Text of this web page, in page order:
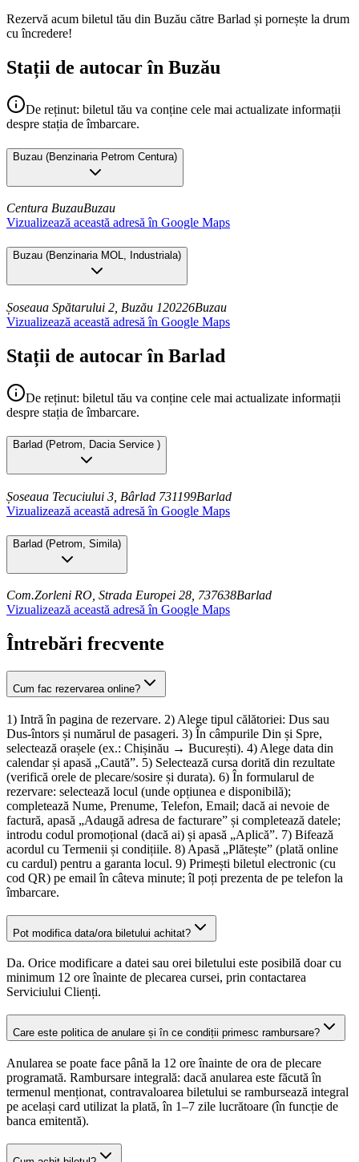
Rezervă acum biletul tău din Buzău către Barlad și pornește la drum
cu încredere!
Stații de autocar în Buzău
De reținut: biletul tău va conține cele mai actualizate informații
despre stația de îmbarcare.
Buzau (Benzinaria Petrom Centura)
Centura BuzauBuzau
Vizualizează această adresă în Google Maps
Buzau (Benzinaria MOL, Industriala)
Șoseaua Spătarului 2, Buzău 120226Buzau
Vizualizează această adresă în Google Maps
Stații de autocar în Barlad
De reținut: biletul tău va conține cele mai actualizate informații
despre stația de îmbarcare.
Barlad (Petrom, Dacia Service )
Șoseaua Tecuciului 3, Bârlad 731199Barlad
Vizualizează această adresă în Google Maps
Barlad (Petrom, Simila)
Com.Zorleni RO, Strada Europei 28, 737638Barlad
Vizualizează această adresă în Google Maps
Întrebări frecvente
Cum fac rezervarea online?
1) Intră în pagina de rezervare. 2) Alege tipul călătoriei: Dus sau
Dus-întors și numărul de pasageri. 3) În câmpurile Din și Spre,
selectează orașele (ex.: Chișinău → București). 4) Alege data din
calendar și apasă „Caută”. 5) Selectează cursa dorită din rezultate
(verifică orele de plecare/sosire și durata). 6) În formularul de
rezervare: selectează locul (unde opțiunea e disponibilă);
completează Nume, Prenume, Telefon, Email; dacă ai nevoie de
factură, apasă „Adaugă adresa de facturare” și completează datele;
introdu codul promoțional (dacă ai) și apasă „Aplică”. 7) Bifează
acordul cu Termenii și condițiile. 8) Apasă „Plătește” (plată online
cu cardul) pentru a garanta locul. 9) Primești biletul electronic (cu
cod QR) pe email în câteva minute; îl poți prezenta de pe telefon la
îmbarcare.
Pot modifica data/ora biletului achitat?
Da. Orice modificare a datei sau orei biletului este posibilă doar cu
minimum 12 ore înainte de plecarea cursei, prin contactarea
Serviciului Clienți.
Care este politica de anulare și în ce condiții primesc rambursare?
Anularea se poate face până la 12 ore înainte de ora de plecare
programată. Rambursare integrală: dacă anularea este făcută în
termenul menționat, contravaloarea biletului se rambursează integral
pe același card utilizat la plată, în 1–7 zile lucrătoare (în funcție de
banca emitentă).